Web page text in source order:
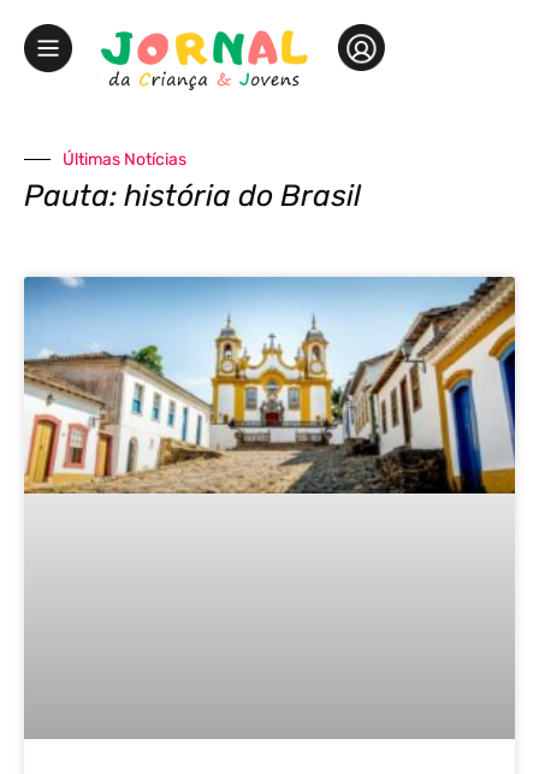
Últimas Notícias
Pauta: história do Brasil